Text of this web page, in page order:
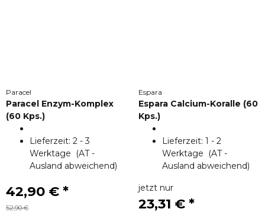
Paracel
Paracel Enzym-Komplex
(60 Kps.)
Lieferzeit: 2 - 3
Werktage
(AT -
Ausland abweichend)
42,90 € *
52,90 €
Espara
Espara Calcium-Koralle (60
Kps.)
Lieferzeit: 1 - 2
Werktage
(AT -
Ausland abweichend)
jetzt nur
23,31 € *